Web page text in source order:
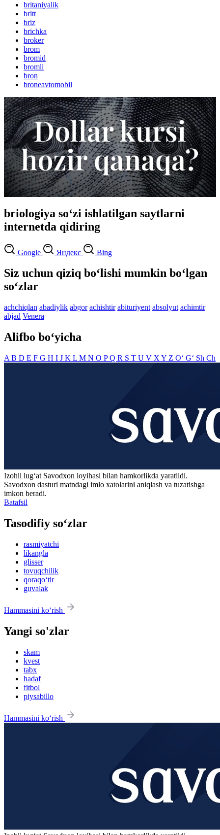
britaniyalik
britt
briz
brichka
broker
brom
bromid
bromli
bron
broneavtomobil
briologiya so‘zi ishlatilgan saytlarni
internetda qidiring
Google Яндекс Bing
Siz uchun qiziq bo‘lishi mumkin bo‘lgan
so‘zlar
achchiqlan abadiylik abgor achishtir abituriyent absolyut achimtir
abjad Venera
Alifbo bo‘yicha
A B D E F G H I J K L M N O PQ R S T U V X Y Z O‘ G‘ Sh Ch
Izohli lugʻat Savodxon loyihasi bilan hamkorlikda yaratildi.
Savodxon dasturi matndagi imlo xatolarini aniqlash va tuzatishga
imkon beradi.
Batafsil
Tasodifiy so‘zlar
rasmiyatchi
likangla
glisser
tovuqchilik
qoraqo‘tir
guvalak
Hammasini ko‘rish
Yangi so'zlar
skam
kvest
tabx
hadaf
fitbol
piysabillo
Hammasini ko‘rish